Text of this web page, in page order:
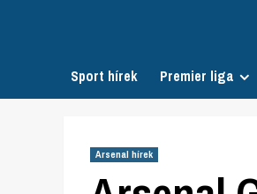
Sport hírek Premier liga
Arsenal hírek